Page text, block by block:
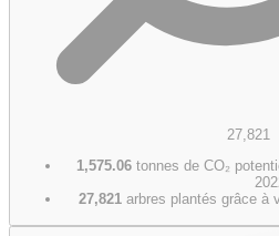
27,821
1,575.06tonnes de CO₂
27,821 arbres plantés grâce à